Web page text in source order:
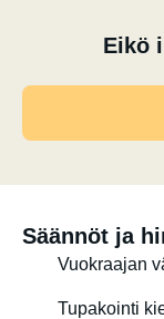
Eikö
Säännöt ja
Vuokraajan
Tupakointi